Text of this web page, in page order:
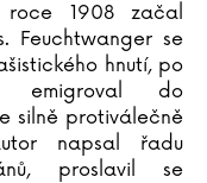
roce 1908 začal
Feuchtwanger se
hnutí, po
emigroval do
silně protiválečně
napsal řadu
proslavil se